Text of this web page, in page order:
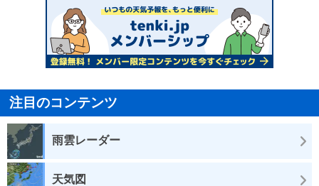
注目のコンテンツ
雨雲レーダー
天気図